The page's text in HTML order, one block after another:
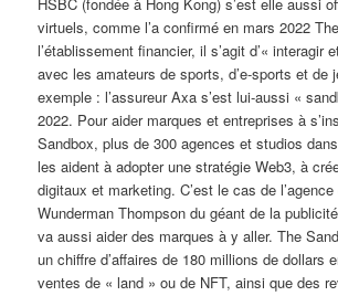
virtuels, comme l’a confirmé en mars 2022
l’établissement financier, il s’agit d’« interagir
avec les amateurs de sports, d’e-sports et de
exemple : l’assureur Axa s’est lui-aussi «
2022. Pour aider marques et entreprises à
Sandbox, plus de 300 agences et studios
les aident à adopter une stratégie Web3, à
digitaux et marketing. C’est le cas de
Wunderman Thompson du géant de la
va aussi aider des marques à y aller. The
un chiffre d’affaires de 180 millions de dollars
ventes de « land » ou de NFT, ainsi que des